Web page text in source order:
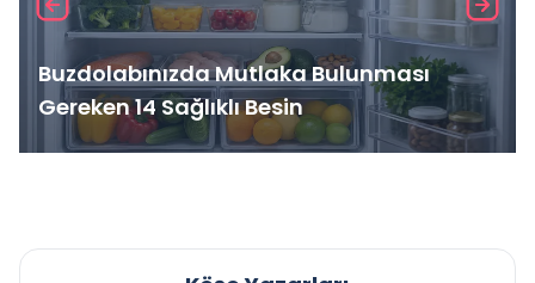
Buzdolabınızda Mutlaka Bulunması
Gereken 14 Sağlıklı Besin